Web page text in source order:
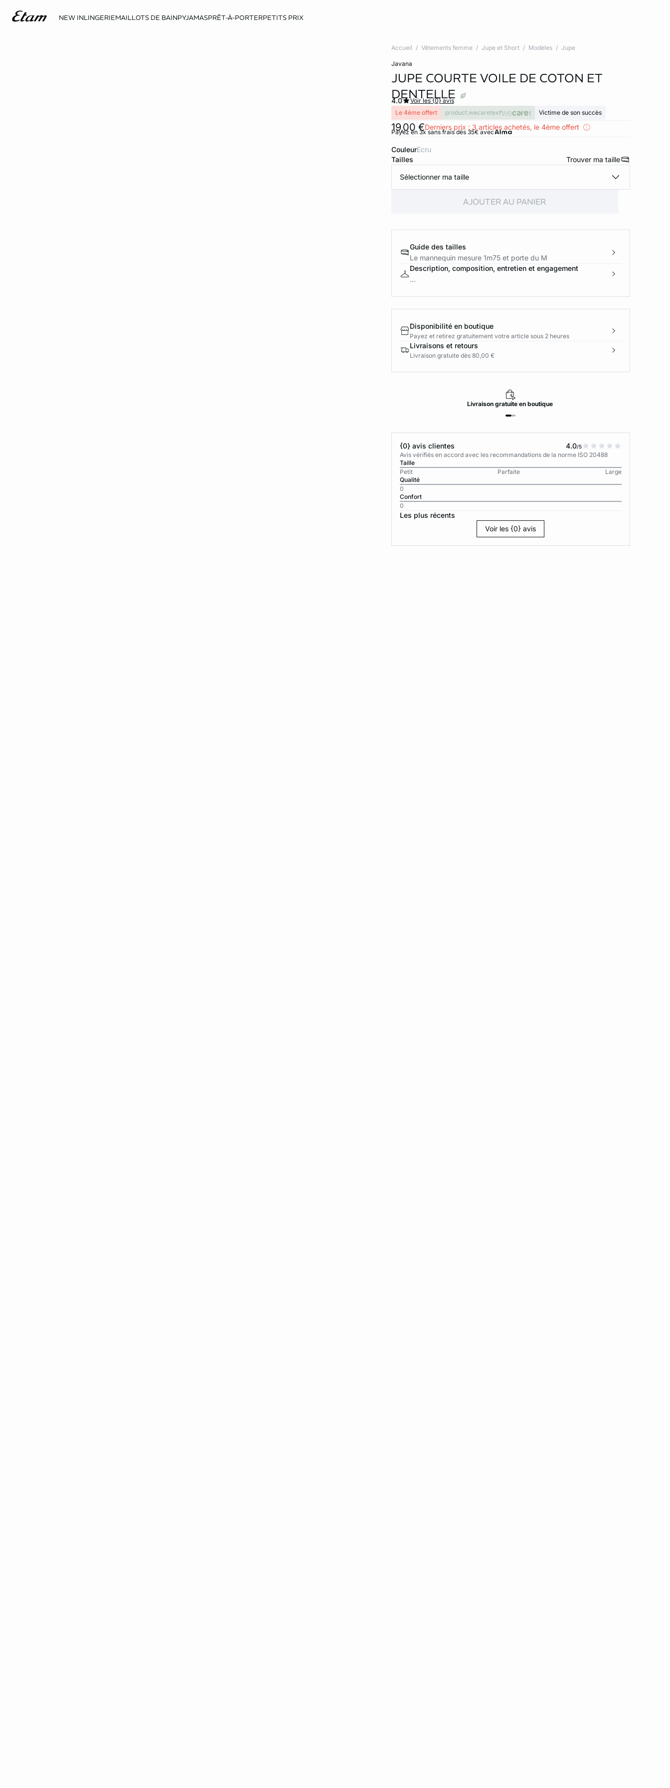
NEW INLINGERIEMAILLOTS DE BAINPYJAMASPRÊT-À-PORTERPETITS PRIX
Accueil Vêtements femme Jupe et Short Modèles Jupe
javana
JUPE COURTE VOILE DE COTON ET
DENTELLE
19,00 €Derniers prix : 3 articles achetés, le 4ème offert
4.0
Voir les {0} avis
Le 4ème offert
product.wecaretext Victime de son succès
Payez en 3x sans frais dès 35€ avec
Couleur ecru
Tailles
Trouver ma taille
Sélectionner ma taille
AJOUTER AU PANIER
Guide des tailles
Le mannequin mesure 1m75 et porte du M
Description, composition, entretien et engagement
...
Disponibilité en boutique
Payez et retirez gratuitement votre article sous 2 heures
Livraisons et retours
Livraison gratuite dès 80,00 €
Livraison gratuite en boutique
{0} avis clientes 4.0/5
Avis vérifiés en accord avec les recommandations de la norme ISO 20488
Taille
Petit
Parfaite
Large
Qualité
0
Confort
0
Les plus récents
Voir les {0} avis